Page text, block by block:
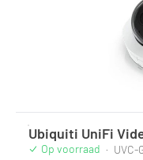
Ubiquiti UniFi
Op voorraad · UVC-